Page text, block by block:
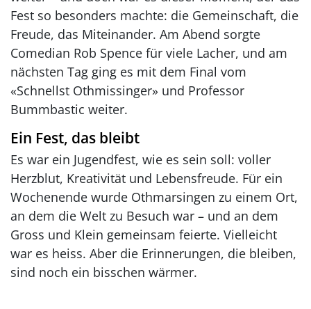
Fest so besonders machte: die Gemeinschaft, die
Freude, das Miteinander. Am Abend sorgte
Comedian Rob Spence für viele Lacher, und am
nächsten Tag ging es mit dem Final vom
«Schnellst Othmissinger» und Professor
Bummbastic weiter.
Ein Fest, das bleibt
Es war ein Jugendfest, wie es sein soll: voller
Herzblut, Kreativität und Lebensfreude. Für ein
Wochenende wurde Othmarsingen zu einem Ort,
an dem die Welt zu Besuch war – und an dem
Gross und Klein gemeinsam feierte. Vielleicht
war es heiss. Aber die Erinnerungen, die bleiben,
sind noch ein bisschen wärmer.